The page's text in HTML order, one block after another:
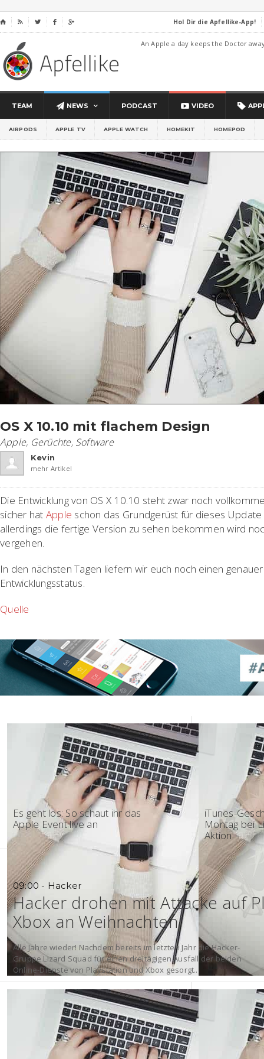
⌂     Hol Dir die Apfellike-App!
An Apple a day keeps the Doctor
TEAM NEWS PODCAST VIDEO
AIRPODS APPLE TV APPLE WATCH HOMEKIT HOMEPOD
OS X 10.10 mit flachem Design
Apple, Gerüchte, Software
Kevin
mehr Artikel
Die Entwicklung von OS X 10.10 steht zwar noch
sicher hat Apple schon das Grundgerüst für dieses
allerdings die fertige Version zu sehen bekommen wird
vergehen.
In den nächsten Tagen liefern wir euch noch einen
Entwicklungsstatus.
Quelle
18:02 - Keynote
Es geht los: So schaut ihr das
Apple Event live an
17:57 -
iTunes-
Montag bei
Aktion
09:00 - Hacker
Hacker drohen mit Attacke auf
Xbox an Weihnachten
Alle Jahre wieder! Nachdem bereits im letzten Jahr die Hacker-
Gruppe Lizard Squad für einen dreitägigen Ausfall der beiden
Online-Dienste von Playstation und Xbox gesorgt...